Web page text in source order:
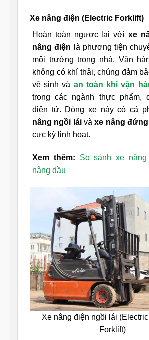
Xe nâng điện (Electric Forklift)
Hoàn toàn ngược lại với xe
nâng điện là phương tiện
môi trường trong nhà. Vận
không có khí thải, chúng đảm
vệ sinh và an toàn khi vận
trong các ngành thực phẩm,
điện tử. Dòng xe này có cả
nâng ngồi láivàxe nâng
cực kỳ linh hoạt.
Xem thêm:
So sánh xe
nâng dầu
Xe nâng điện ngồi lái
Forklift)